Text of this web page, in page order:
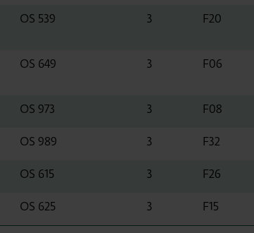
OS 539 3 F20
OS 649 3 F06
OS 973 3 F08
OS 989 3 F32
OS 615 3 F26
OS 625 3 F15